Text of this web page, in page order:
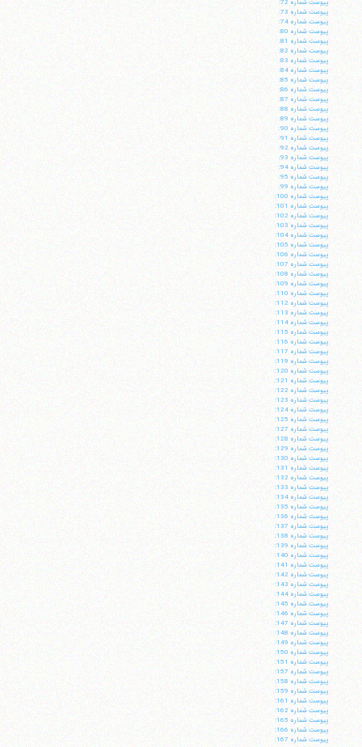
پيوست شماره 72:
پيوست شماره 73:
پيوست شماره 74:
پيوست شماره 80:
پيوست شماره 81:
پيوست شماره 82:
پيوست شماره 83:
پيوست شماره 84:
پيوست شماره 85:
پيوست شماره 86:
پيوست شماره 87:
پيوست شماره 88:
پيوست شماره 89:
پيوست شماره 90:
پيوست شماره 91:
پيوست شماره 92:
پيوست شماره 93:
پيوست شماره 94:
پيوست شماره 95:
پيوست شماره 99:
پيوست شماره 100:
پيوست شماره 101:
پيوست شماره 102:
پيوست شماره 103:
پيوست شماره 104:
پيوست شماره 105:
پيوست شماره 106:
پيوست شماره 107:
پيوست شماره 108:
پيوست شماره 109:
پيوست شماره 110:
پيوست شماره 112:
پيوست شماره 113:
پيوست شماره 114:
پيوست شماره 115:
پيوست شماره 116:
پيوست شماره 117:
پيوست شماره 119:
پيوست شماره 120:
پيوست شماره 121:
پيوست شماره 122:
پيوست شماره 123:
پيوست شماره 124:
پيوست شماره 125:
پيوست شماره 127:
پيوست شماره 128:
پيوست شماره 129:
پيوست شماره 130:
پيوست شماره 131:
پيوست شماره 132:
پيوست شماره 133:
پيوست شماره 134:
پيوست شماره 135:
پيوست شماره 136:
پيوست شماره 137:
پيوست شماره 138:
پيوست شماره 139:
پيوست شماره 140:
پيوست شماره 141:
پيوست شماره 142:
پيوست شماره 143:
پيوست شماره 144:
پيوست شماره 145:
پيوست شماره 146:
پيوست شماره 147:
پيوست شماره 148:
پيوست شماره 149:
پيوست شماره 150:
پيوست شماره 151:
پيوست شماره 157:
پيوست شماره 158:
پيوست شماره 159:
پيوست شماره 161:
پيوست شماره 162:
پيوست شماره 165:
پيوست شماره 166:
پيوست شماره 167: